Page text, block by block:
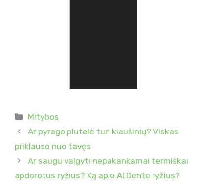
Kategorijos
Mitybos
Ar pyrago plutelė turi kiaušinių? Viskas
priklauso nuo tavęs
Ar saugu valgyti nepakankamai termiškai
apdorotus ryžius? Ką apie Al Dente ryžius?